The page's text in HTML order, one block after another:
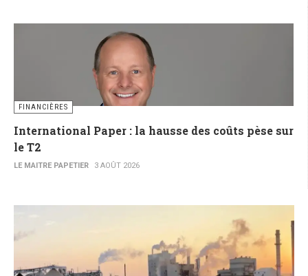
FINANCIÈRES
International Paper : la hausse des coûts pèse sur
le T2
LE MAITRE PAPETIER 3 AOÛT 2026